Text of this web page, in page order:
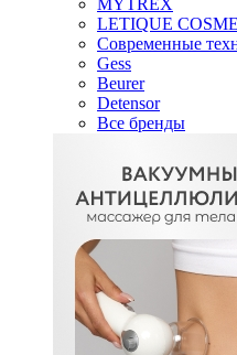
MYTREX
LETIQUE
Современные
Gess
Beurer
Detensor
Все бренды